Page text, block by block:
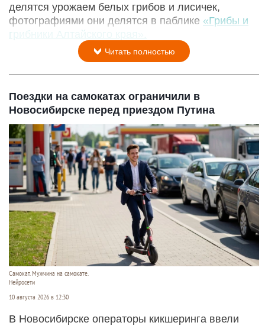
делятся урожаем белых грибов и лисичек,
фотографиями они делятся в паблике «Грибы и
грибники Алтайского края».
Читать полностью
Поездки на самокатах ограничили в
Новосибирске перед приездом Путина
Самокат. Мужчина на самокате.
Нейросети
10 августа 2026 в 12:30
В Новосибирске операторы кикшеринга ввели